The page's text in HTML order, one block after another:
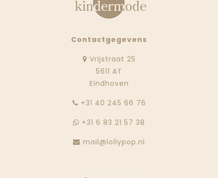
Contactgegevens
Vrijstraat 25
5611 AT
Eindhoven
‭+31 40 245 66 76
+31 6 83 21 57 38
mail@lollypop.nl